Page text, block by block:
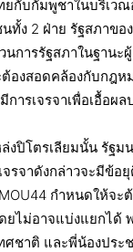
กับกัมพูชาในบริเวณ
ทั้ง 2 ฝ่าย รัฐสภาขอ
นการรัฐสภาในฐาน
องสอดคล้องกับกฎ
ารเจรจาเพื่อเอื้อ
ปิโตรเลียมนั้น รัฐม
รจาดังกล่าวจะมีข้
กำหนดให้จะต้
ไม่อาจแบ่งแยกได้
ศชาติ และพี่น้องปร